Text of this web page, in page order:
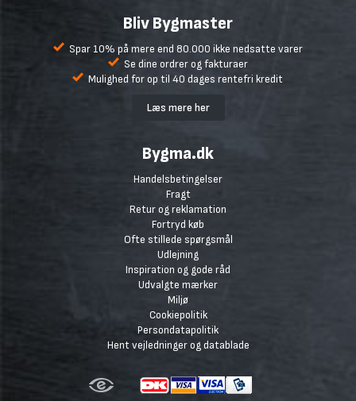
Bliv Bygmaster
Spar 10% på mere end 80.000 ikke nedsatte varer
Se dine ordrer og fakturaer
Mulighed for op til 40 dages rentefri kredit
Læs mere her
Bygma.dk
Handelsbetingelser
Fragt
Retur og reklamation
Fortryd køb
Ofte stillede spørgsmål
Udlejning
Inspiration og gode råd
Udvalgte mærker
Miljø
Cookiepolitik
Persondatapolitik
Hent vejledninger og datablade